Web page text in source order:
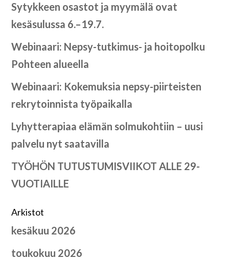
Sytykkeen osastot ja myymälä ovat
kesäsulussa 6.–19.7.
Webinaari: Nepsy-tutkimus- ja hoitopolku
Pohteen alueella
Webinaari: Kokemuksia nepsy-piirteisten
rekrytoinnista työpaikalla
Lyhytterapiaa elämän solmukohtiin – uusi
palvelu nyt saatavilla
TYÖHÖN TUTUSTUMISVIIKOT ALLE 29-
VUOTIAILLE
Arkistot
kesäkuu 2026
toukokuu 2026